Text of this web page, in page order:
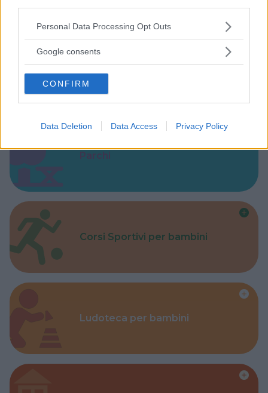
Please note that this website/app uses one or more Google
not limited to your visit or usage behaviour. You may click to
use your data for below specified purposes in below Google
consent section.
Personal Data Processing Opt Outs
Google consents
CONFIRM
Data Deletion Data Access Privacy Policy
Baby Sitter
Parchi
Corsi Sportivi per bambini
Ludoteca per bambini